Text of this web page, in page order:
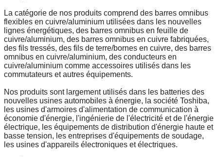
La catégorie de nos produits comprend des barres omnibus
flexibles en cuivre/aluminium utilisées dans les nouvelles
lignes énergétiques, des barres omnibus en feuille de
cuivre/aluminium, des barres omnibus en cuivre fabriquées,
des fils tressés, des fils de terre/bornes en cuivre, des barres
omnibus en cuivre/aluminium, des conducteurs en
cuivre/aluminium comme accessoires utilisés dans les
commutateurs et autres équipements.
Nos produits sont largement utilisés dans les batteries des
nouvelles usines automobiles à énergie, la société Toshiba,
les usines d'armoires d'alimentation de communication à
économie d'énergie, l'ingénierie de l'électricité et de l'énergie
électrique, les équipements de distribution d'énergie haute et
basse tension, les entreprises d'équipements de soudage,
les usines d'appareils électroniques et électriques.